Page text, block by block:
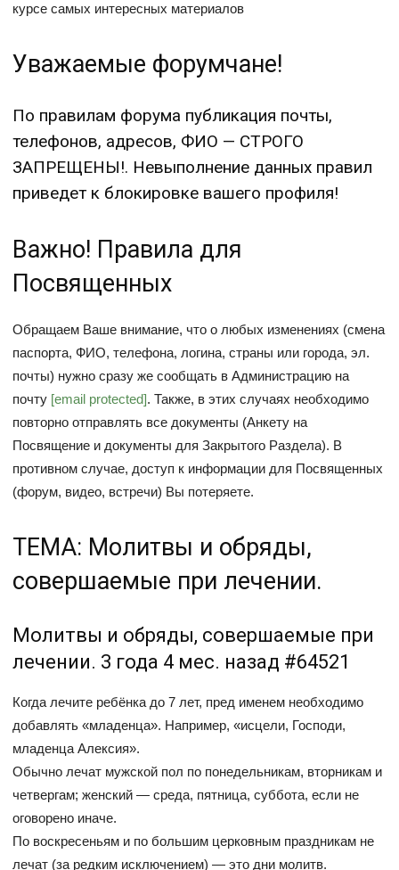
курсе самых интересных материалов
Уважаемые форумчане!
По правилам форума публикация почты,
телефонов, адресов, ФИО — СТРОГО
ЗАПРЕЩЕНЫ!. Невыполнение данных правил
приведет к блокировке вашего профиля!
Важно! Правила для
Посвященных
Обращаем Ваше внимание, что о любых изменениях (смена
паспорта, ФИО, телефона, логина, страны или города, эл.
почты) нужно сразу же сообщать в Администрацию на
почту [email protected]. Также, в этих случаях необходимо
повторно отправлять все документы (Анкету на
Посвящение и документы для Закрытого Раздела). В
противном случае, доступ к информации для Посвященных
(форум, видео, встречи) Вы потеряете.
ТЕМА: Молитвы и обряды,
совершаемые при лечении.
Молитвы и обряды, совершаемые при
лечении. 3 года 4 мес. назад #64521
Когда лечите ребёнка до 7 лет, пред именем необходимо
добавлять «младенца». Например, «исцели, Господи,
младенца Алексия».
Обычно лечат мужской пол по понедельникам, вторникам и
четвергам; женский — среда, пятница, суббота, если не
оговорено иначе.
По воскресеньям и по большим церковным праздникам не
лечат (за редким исключением) — это дни молитв.